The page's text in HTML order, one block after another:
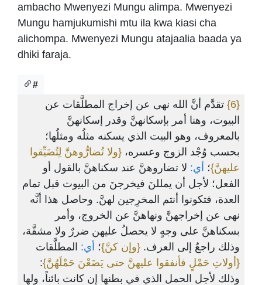
ambacho Mwenyezi Mungu alimpa. Mwenyezi
Mungu hamjukumishi mtu ila kwa kiasi cha
alichompa. Mwenyezi Mungu atajaalia baada ya
dhiki faraja.
#
{6}
تقدَّم أنَّ الله نهى عن إخراج المطلَّقات عن
البيوت، وهنا أمر بإسكانهنَّ وقدر إسكانهنَّ
بالمعروف، وهو البيت الذي يسكنه مثلُه ومثلُها؛
بحسب وُجْد الزوج وعسره، {ولا تُضارُّوهنَّ لِتُضَيِّقوا
عليهنَّ}؛ أي: لا تضاروهنَّ عند سكناهنَّ بالقول أو
الفعل؛ لأجل أن يمللنَ فيخرجنَ من البيوت قبل تمام
العدة، فتكونوا أنتم المخرِجين لهنَّ. وحاصل هذا أنَّه
نهى عن إخراجهنَّ ونهاهنَّ عن الخروج، وأمر
بسكناهنَّ على وجهٍ لا يحصلُ عليهن ضررٌ ولا مشقَّة،
وذلك راجعٌ إلى العرف. {وإن كنَّ}؛ أي: المطلَّقات
{أولاتِ حَمْلٍ فأنفقوا عليهنَّ حتى يَضَعْنَ حَمْلَهُنَّ}:
وذلك لأجل الحمل الذي في بطنها إن كانت بائناً، ولها